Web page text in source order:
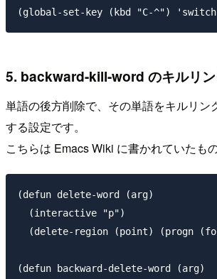
5. backward-kill-word のキルリ
単語の後方削除で、その単語をキルリン
する設定です。
こちらは Emacs Wiki に書かれていたも
(defun delete-word (arg)
  (interactive "p")
(delete-region (point) (progn
(defun backward-delete-word (arg)